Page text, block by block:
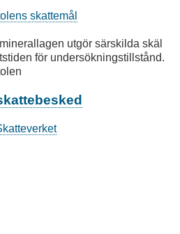
skattemål
utgör särskilda skäl
för undersökningstillstånd.